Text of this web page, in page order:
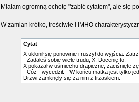
Miałam ogromną ochotę "zabić cytatem", ale się
W zamian krótko, treściwie i IMHO
Cytat
X ukłonił się ponownie i ruszył do wyjścia.
- Zadałeś sobie wiele trudu, X. Docenię to.
X pokazał w uśmiechu drapieżne, zaciśnięte
- Cóż - wycedził. - W końcu matka jest tylko
Drzwi zamknęły się za nim z trzaskiem.